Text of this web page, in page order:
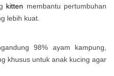
kitten membantu pertumbuhan
lebih kuat.
98% ayam kampung,
khusus untuk anak kucing agar